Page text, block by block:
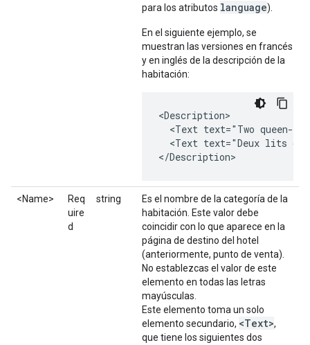
para los atributos language).
En el siguiente ejemplo, se
muestran las versiones en francés
y en inglés de la descripción de la
habitación:
<Description>
<Text text="Two queen-
<Text text="Deux lits de
</Description>
<Name>
Req
uire
d
string
Es el nombre de la categoría de la
habitación. Este valor debe
coincidir con lo que aparece en la
página de destino del hotel
(anteriormente, punto de venta).
No establezcas el valor de este
elemento en todas las letras
mayúsculas.
Este elemento toma un solo
elemento secundario, <Text>,
que tiene los siguientes dos